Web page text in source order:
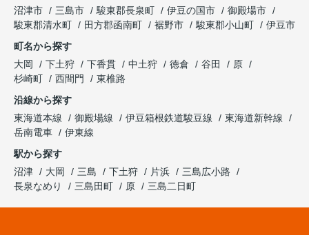
沼津市
三島市 駿東郡長泉町 伊豆の国市
御殿場市
駿東郡清水町
田方郡函南町 裾野市 駿東郡小山町
伊豆市
町名から探す
大岡
下土狩 下香貫 中土狩 徳倉 谷田
原
杉崎町
西間門
東椎路
沿線から探す
東海道本線
御殿場線 伊豆箱根鉄道駿豆線
東海道新幹線
岳南電車
伊東線
駅から探す
沼津
大岡 三島 下土狩 片浜
三島広小路
長泉なめり
三島田町 原 三島二日町